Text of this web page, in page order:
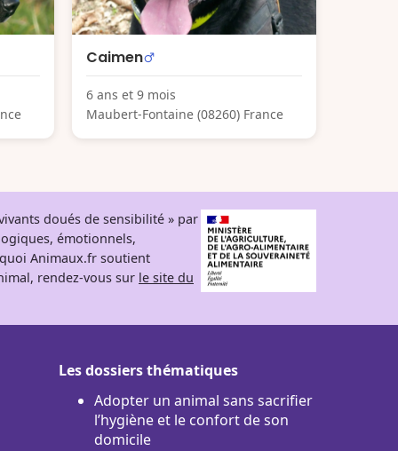
Caimen
6 ans et 9 mois
Maubert-Fontaine (08260) France
doués de sensibilité » par
émotionnels,
Animaux.fr soutient
rendez-vous sur le site du
Les dossiers thématiques
Adopter un animal sans sacrifier
l’hygiène et le confort de son
domicile